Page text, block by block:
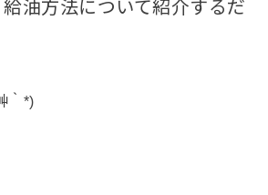
給油方法について紹介するだ
｀*)